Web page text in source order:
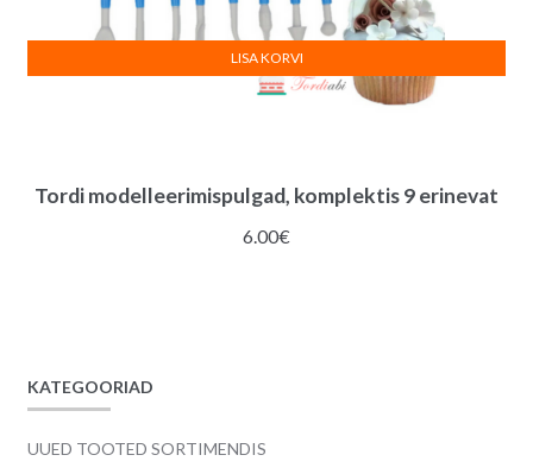
Tordi modelleerimispulgad, komplektis 9 erinevat
6.00€
LISA KORVI
KATEGOORIAD
UUED TOOTED SORTIMENDIS